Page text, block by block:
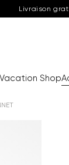
Livraison
Vacation Shop